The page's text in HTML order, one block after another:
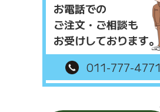
お電話での
ご注文・ご相談も
お受けしております。
011-777-4771